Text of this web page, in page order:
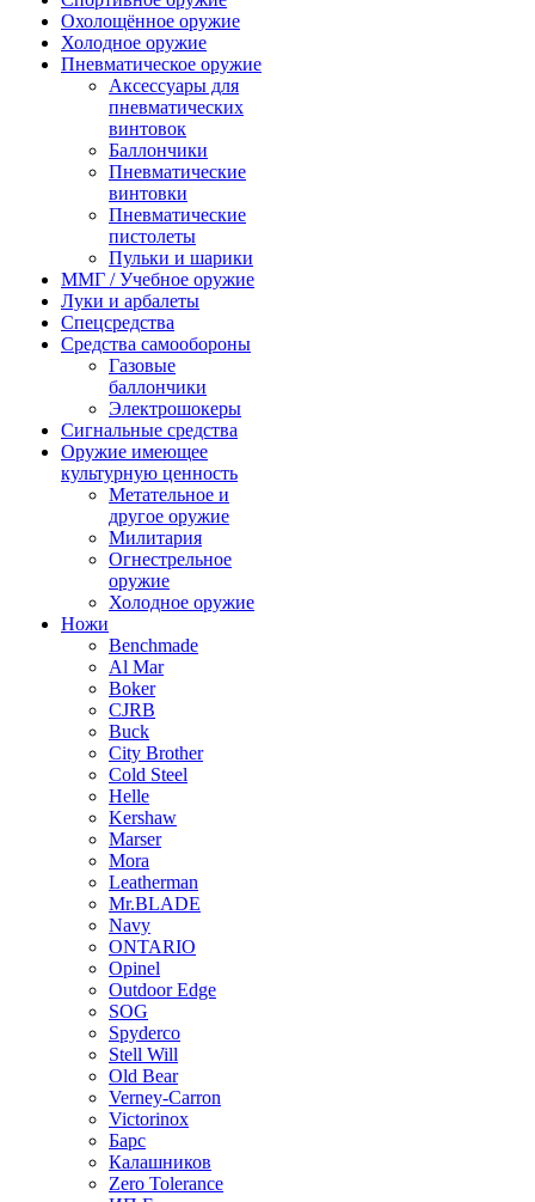
Охолощённое оружие
Холодное оружие
Пневматическое оружие
Аксессуары для
пневматических
винтовок
Баллончики
Пневматические
винтовки
Пневматические
пистолеты
Пульки и шарики
ММГ / Учебное оружие
Луки и арбалеты
Спецсредства
Средства самообороны
Газовые
баллончики
Электрошокеры
Сигнальные средства
Оружие имеющее
культурную ценность
Метательное и
другое оружие
Милитария
Огнестрельное
оружие
Холодное оружие
Ножи
Benchmade
Al Mar
Boker
CJRB
Buck
City Brother
Cold Steel
Helle
Kershaw
Marser
Mora
Leatherman
Mr.BLADE
Navy
ONTARIO
Opinel
Outdoor Edge
SOG
Spyderco
Stell Will
Old Bear
Verney-Carron
Victorinox
Барс
Калашников
Zero Tolerance